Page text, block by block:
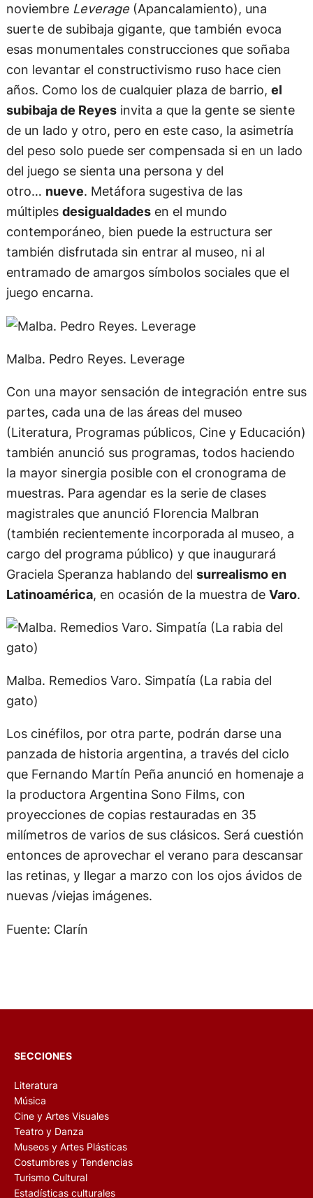
noviembre Leverage(Apancalamiento), una
suerte de subibaja gigante, que también evoca
esas monumentales construcciones que soñaba
con levantar el constructivismo ruso hace cien
años. Como los de cualquier plaza de barrio, el
subibaja de Reyesinvita a que la gente se siente
de un lado y otro, pero en este caso, la asimetría
del peso solo puede ser compensada si en un lado
del juego se sienta una persona y del
otro… nueve. Metáfora sugestiva de las
múltiples desigualdadesen el mundo
contemporáneo, bien puede la estructura ser
también disfrutada sin entrar al museo, ni al
entramado de amargos símbolos sociales que el
juego encarna.
Malba. Pedro Reyes. Leverage
Con una mayor sensación de integración entre sus
partes, cada una de las áreas del museo
(Literatura, Programas públicos, Cine y Educación)
también anunció sus programas, todos haciendo
la mayor sinergia posible con el cronograma de
muestras. Para agendar es la serie de clases
magistrales que anunció Florencia Malbran
(también recientemente incorporada al museo, a
cargo del programa público) y que inaugurará
Graciela Speranza hablando del surrealismo en
Latinoamérica, en ocasión de la muestra de Varo.
Malba. Remedios Varo. Simpatía (La rabia del
gato)
Los cinéfilos, por otra parte, podrán darse una
panzada de historia argentina, a través del ciclo
que Fernando Martín Peña anunció en homenaje a
la productora Argentina Sono Films, con
proyecciones de copias restauradas en 35
milímetros de varios de sus clásicos. Será cuestión
entonces de aprovechar el verano para descansar
las retinas, y llegar a marzo con los ojos ávidos de
nuevas /viejas imágenes.
Fuente: Clarín
SECCIONES
Literatura
Música
Cine y Artes Visuales
Teatro y Danza
Museos y Artes Plásticas
Costumbres y Tendencias
Turismo Cultural
Estadísticas culturales